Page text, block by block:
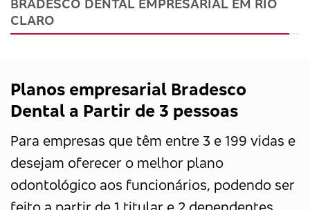
CLARO
Planos empresarial Bradesco
Dental a Partir de 3 pessoas
Para empresas que têm entre 3 e 199 vidas e
desejam oferecer o melhor plano
odontológico aos funcionários, podendo ser